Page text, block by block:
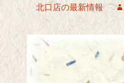
北口店の最新情報